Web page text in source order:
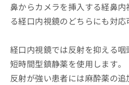
鼻からカメラを挿入する経鼻
る経口内視鏡のどちらにも対応
経口内視鏡では反射を抑える咽
短時間型鎮静薬を使用します。
反射が強い患者には麻酔薬の